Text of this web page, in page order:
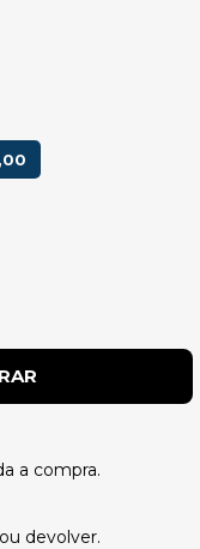
a compra.
devolver.